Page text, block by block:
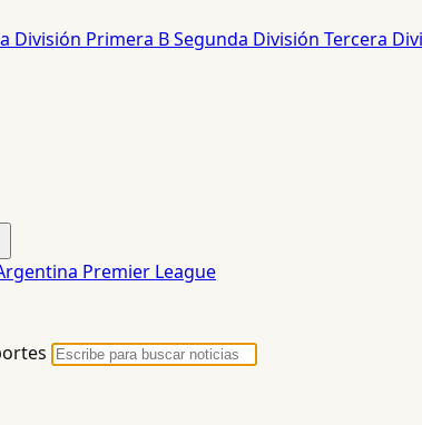
División Primera BSegunda División Tercera
Premier League